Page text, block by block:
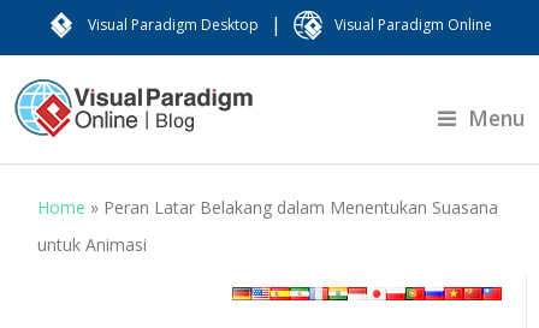
Visual Paradigm Desktop | Visual Paradigm Online
Menu
Home » Peran Latar Belakang dalam Menentukan Suasana
untuk Animasi